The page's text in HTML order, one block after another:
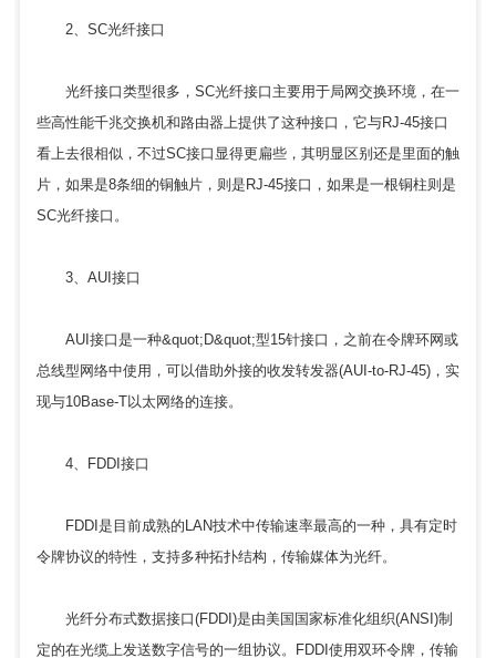
2、SC光纤接口
光纤接口类型很多，SC光纤接口主要用于局网交换环境，在一
些高性能千兆交换机和路由器上提供了这种接口，它与RJ-45接口
看上去很相似，不过SC接口显得更扁些，其明显区别还是里面的触
片，如果是8条细的铜触片，则是RJ-45接口，如果是一根铜柱则是
SC光纤接口。
3、AUI接口
AUI接口是一种&quot;D&quot;型15针接口，之前在令牌环网或
总线型网络中使用，可以借助外接的收发转发器(AUI-to-RJ-45)，实
现与10Base-T以太网络的连接。
4、FDDI接口
FDDI是目前成熟的LAN技术中传输速率最高的一种，具有定时
令牌协议的特性，支持多种拓扑结构，传输媒体为光纤。
光纤分布式数据接口(FDDI)是由美国国家标准化组织(ANSI)制
定的在光缆上发送数字信号的一组协议。FDDI使用双环令牌，传输